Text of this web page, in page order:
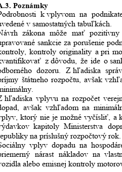
Poznámky
k vplyvom na
v samostatných tabuľkách.
zákona môže mať pozitívny
sankcie za porušenie
kontroly originality a pri
z dôvodu, že ide o
dozoru. Z hľadiska
štátneho rozpočtu, avšak
hľadiska vplyvu na rozpočet
avšak vzhľadom na
ktorý nie je možné vyčísliť,
a
kapitoly Ministerstva
na príslušný rozpočtový
vplyv dopadu na
nárast nákladov na
alebo emisnej kontroly